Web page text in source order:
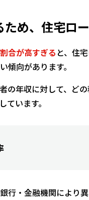
め、住宅ロ
合が高すぎる と、住
傾向があります。
の年収に対して、ど
います。
行・金融機関により